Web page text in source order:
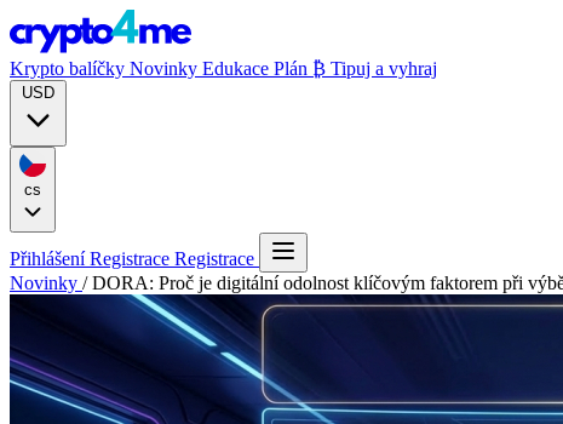
Krypto balíčky Novinky Edukace Plán ₿ Tipuj a vyhraj
PřihlášeníRegistrace Registrace
Novinky / DORA: Proč je digitální odolnost klíčovým faktorem při